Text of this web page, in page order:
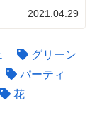
2021.04.29
グリーン
パーティ
花